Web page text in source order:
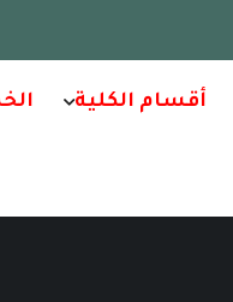
أقسام الكلية